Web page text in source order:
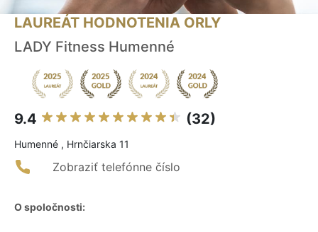
LAUREÁT HODNOTENIA ORLY
LADY Fitness Humenné
9.4 (32)
Humenné , Hrnčiarska 11
Zobraziť telefónne číslo
O spoločnosti: